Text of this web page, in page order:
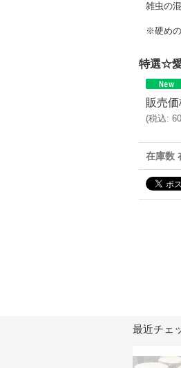
雑虫の
※硬め
特選☆
販売価
(税込:
在庫数
最近チェ